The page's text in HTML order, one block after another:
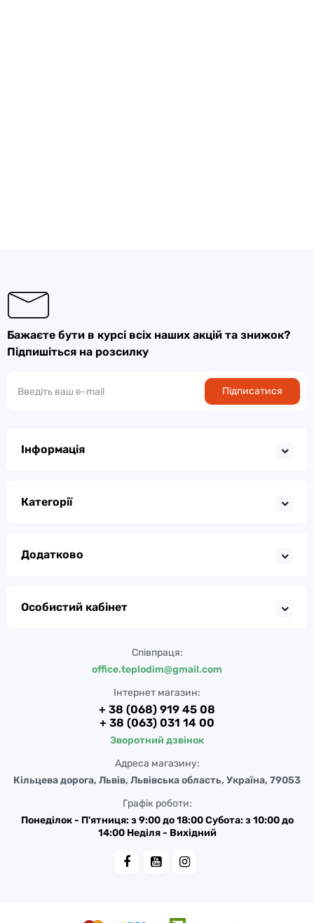
Бажаєте бути в курсі всіх наших акцій та знижок?
Підпишіться на розсилку
Підписатися
Інформація
Категорії
Додатково
Особистий кабінет
Співпраця:
office.teplodim@gmail.com
Інтернет магазин:
+ 38 (068) 919 45 08
+ 38 (063) 031 14 00
Зворотний дзвінок
Адреса магазину:
Кільцева дорога, Львів, Львівська область, Україна, 79053
Графік роботи:
Понеділок - П'ятниця: з 9:00 до 18:00 Субота: з 10:00 до
14:00 Неділя - Вихідний